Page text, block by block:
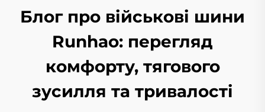
Блог про військові шини
Runhao: перегляд
комфорту, тягового
зусилля та тривалості